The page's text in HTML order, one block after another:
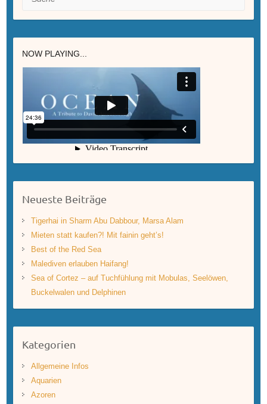
NOW PLAYING...
Neueste Beiträge
Tigerhai in Sharm Abu Dabbour, Marsa Alam
Mieten statt kaufen?! Mit fainin geht’s!
Best of the Red Sea
Malediven erlauben Haifang!
Sea of Cortez – auf Tuchfühlung mit Mobulas, Seelöwen,
Buckelwalen und Delphinen
Kategorien
Allgemeine Infos
Aquarien
Azoren